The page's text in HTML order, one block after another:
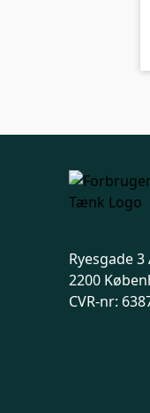
Ryesgade 3
2200
CVR-nr: